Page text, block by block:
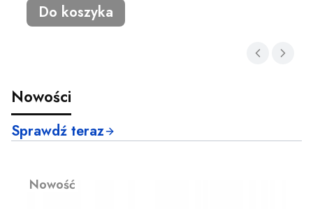
Do koszyka
Nowości
Sprawdź teraz
Nowość